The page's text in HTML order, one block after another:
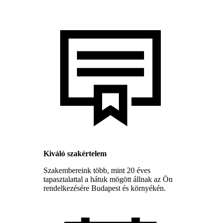
Kiváló szakértelem
Szakembereink több, mint 20 éves
tapasztalattal a hátuk mögött állnak az Ön
rendelkezésére Budapest és környékén.